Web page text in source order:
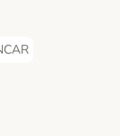
Payment